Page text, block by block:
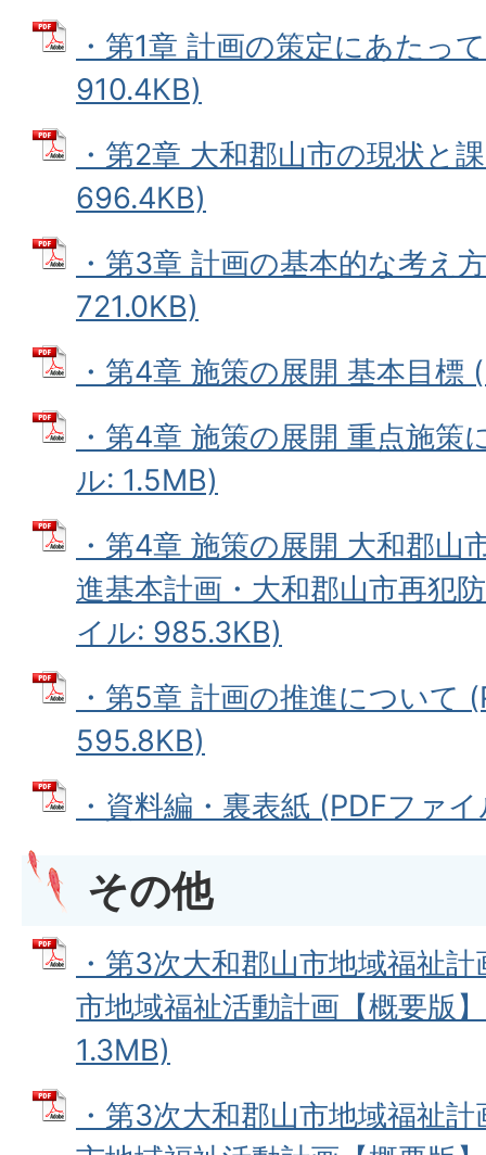
・第1章 計画の策定にあたっ
910.4KB)
・第2章 大和郡山市の現状と
696.4KB)
・第3章 計画の基本的な考え
721.0KB)
・第4章 施策の展開 基本目
・第4章 施策の展開 重点施策
ル: 1.5MB)
・第4章 施策の展開 大和郡山
進基本計画・大和郡山市再犯
イル: 985.3KB)
・第5章 計画の推進について
595.8KB)
・資料編・裏表紙 (PDFファ
その他
・第3次大和郡山市地域福祉
市地域福祉活動計画【概要版
1.3MB)
・第3次大和郡山市地域福祉